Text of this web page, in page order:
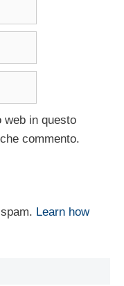
web in questo
commento.
Learn how